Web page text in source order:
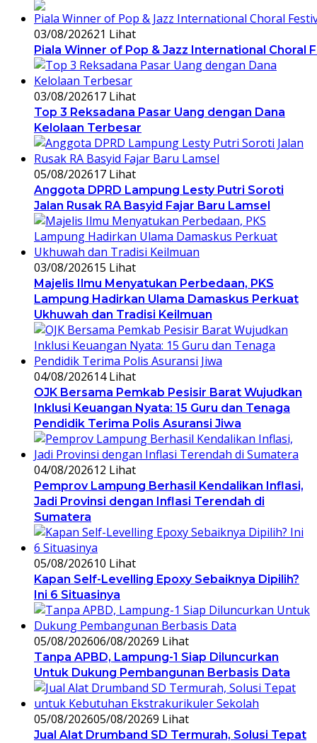
03/08/202621 Lihat
Piala Winner of Pop & Jazz International Choral
03/08/202617 Lihat
Top 3 Reksadana Pasar Uang dengan Dana
Kelolaan Terbesar
05/08/202617 Lihat
Anggota DPRD Lampung Lesty Putri Soroti
Jalan Rusak RA Basyid Fajar Baru Lamsel
03/08/202615 Lihat
Majelis Ilmu Menyatukan Perbedaan, PKS
Lampung Hadirkan Ulama Damaskus Perkuat
Ukhuwah dan Tradisi Keilmuan
04/08/202614 Lihat
OJK Bersama Pemkab Pesisir Barat Wujudkan
Inklusi Keuangan Nyata: 15 Guru dan Tenaga
Pendidik Terima Polis Asuransi Jiwa
04/08/202612 Lihat
Pemprov Lampung Berhasil Kendalikan Inflasi,
Jadi Provinsi dengan Inflasi Terendah di
Sumatera
05/08/202610 Lihat
Kapan Self-Levelling Epoxy Sebaiknya Dipilih?
Ini 6 Situasinya
05/08/202606/08/20269 Lihat
Tanpa APBD, Lampung-1 Siap Diluncurkan
Untuk Dukung Pembangunan Berbasis Data
05/08/202605/08/20269 Lihat
Jual Alat Drumband SD Termurah, Solusi Tepat